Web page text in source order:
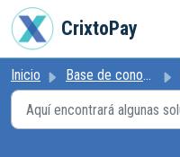
Ir al contenido principal
CrixtoPay
Inicio Base de conocimientos